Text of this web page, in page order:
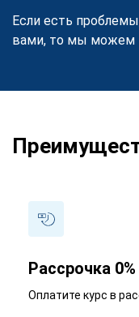
Если есть
вами, то мы можем
Рассрочка 0%
Оплатите курс в